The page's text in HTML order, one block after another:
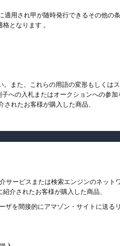
適用され甲が随時発行できるその他の
となります 。
また、これらの用語の変形もしくは
への入札またはオークションへの参加
れたお客様が購入した商品、
サービスまたは検索エンジンのネット
介されたお客様が購入した商品、
ザを間接的にアマゾン・サイトに送る